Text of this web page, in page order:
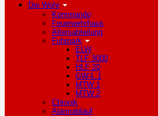
Die Wehr
Kommando
Feuerwehrhaus
Altersabteilung
Fuhrpark
ELW
TLF 3000
HLF 20
GW-L 1
MTW 1
MTW 2
Chronik
Alarmablauf